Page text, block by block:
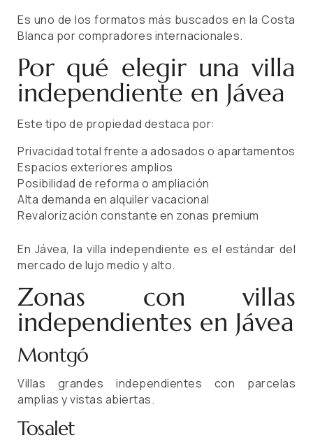
Es uno de los formatos más buscados en la Costa
Blanca por compradores internacionales.
Por qué elegir una villa
independiente en Jávea
Este tipo de propiedad destaca por:
Privacidad total frente a adosados o apartamentos
Espacios exteriores amplios
Posibilidad de reforma o ampliación
Alta demanda en alquiler vacacional
Revalorización constante en zonas premium
En Jávea, la villa independiente es el estándar del
mercado de lujo medio y alto.
Zonas con villas
independientes en Jávea
Montgó
Villas grandes independientes con parcelas
amplias y vistas abiertas.
Tosalet